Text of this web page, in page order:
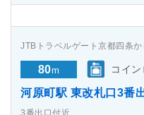
JTBトラベルゲート京都四条か
80m コイ
河原町駅 東改札口3番